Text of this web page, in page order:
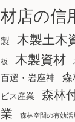
材店の信
製 木製土木
板 木製資材
百選・岩座神
森
ビス産業
森林
業
森林空間の有効活